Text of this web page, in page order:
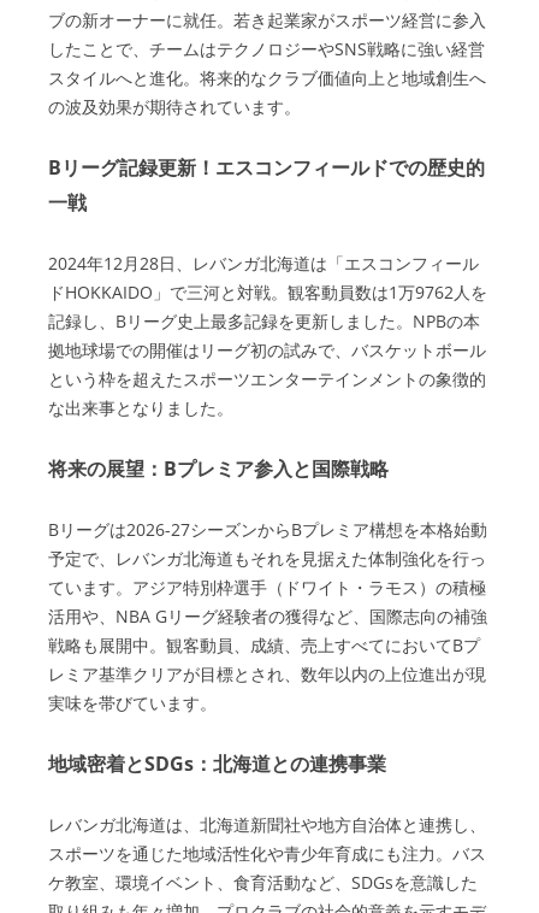
ブの新オーナーに就任。若き起業家がスポーツ経営に参入
したことで、チームはテクノロジーやSNS戦略に強い経営
スタイルへと進化。将来的なクラブ価値向上と地域創生へ
の波及効果が期待されています。
Bリーグ記録更新！エスコンフィールドでの歴史的
一戦
2024年12月28日、レバンガ北海道は「エスコンフィール
ドHOKKAIDO」で三河と対戦。観客動員数は1万9762人を
記録し、Bリーグ史上最多記録を更新しました。NPBの本
拠地球場での開催はリーグ初の試みで、バスケットボール
という枠を超えたスポーツエンターテインメントの象徴的
な出来事となりました。
将来の展望：Bプレミア参入と国際戦略
Bリーグは2026-27シーズンからBプレミア構想を本格始動
予定で、レバンガ北海道もそれを見据えた体制強化を行っ
ています。アジア特別枠選手（ドワイト・ラモス）の積極
活用や、NBA Gリーグ経験者の獲得など、国際志向の補強
戦略も展開中。観客動員、成績、売上すべてにおいてBプ
レミア基準クリアが目標とされ、数年以内の上位進出が現
実味を帯びています。
地域密着とSDGs：北海道との連携事業
レバンガ北海道は、北海道新聞社や地方自治体と連携し、
スポーツを通じた地域活性化や青少年育成にも注力。バス
ケ教室、環境イベント、食育活動など、SDGsを意識した